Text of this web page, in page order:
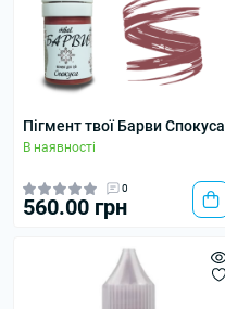
Пігмент твої Барви Спокуса
В наявності
0
560.00 грн